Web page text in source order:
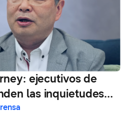
ejecutivos de
las inquietudes
de América